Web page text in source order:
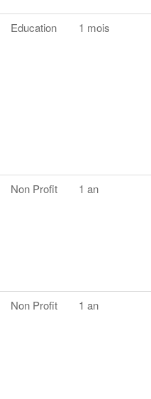
Education 1 mois
Non Profit 1 an
Non Profit 1 an